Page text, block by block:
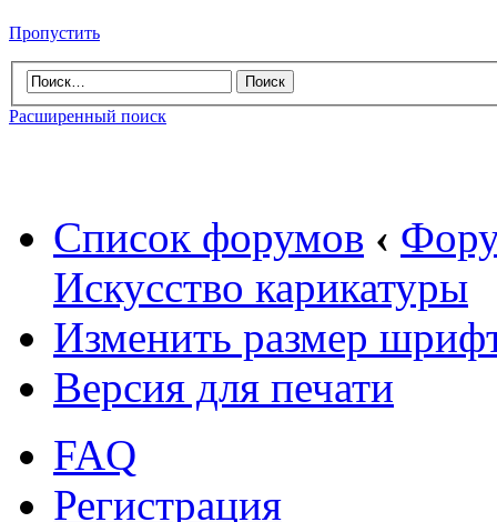
Пропустить
Расширенный поиск
Список форумов ‹
Искусство карикатуры
Изменить размер
Версия для печати
FAQ
Регистрация